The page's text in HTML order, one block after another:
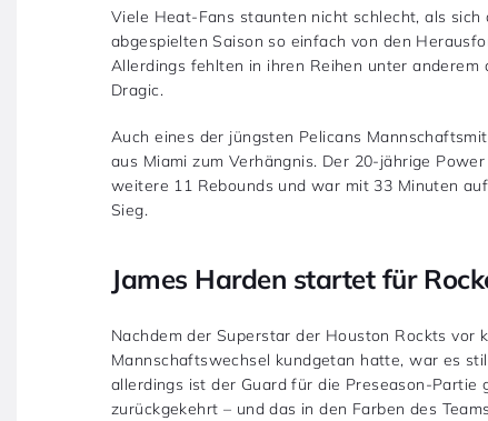
Viele Heat-Fans staunten nicht schlecht, als
abgespielten Saison so einfach von den
Allerdings fehlten in ihren Reihen unter anderem
Dragic.
Auch eines der jüngsten Pelicans
aus Miami zum Verhängnis. Der 20-jährige
weitere 11 Rebounds und war mit 33 Minuten
Sieg.
James Harden startet für
Nachdem der Superstar der Houston Rockts vor
Mannschaftswechsel kundgetan hatte, war es
allerdings ist der Guard für die Preseason-
zurückgekehrt – und das in den Farben des